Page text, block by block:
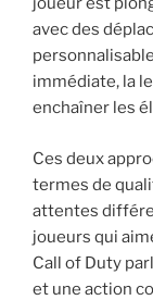
avec des
immédiate, la
enchaîner les
Ces deux
termes de
attentes
joueurs qui
Call of Duty
et une action